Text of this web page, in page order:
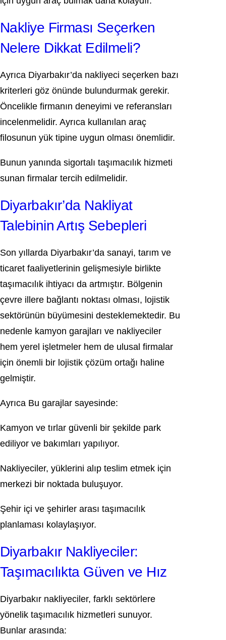
Nakliye Firması Seçerken
Nelere Dikkat Edilmeli?
Ayrıca Diyarbakır’da nakliyeci seçerken bazı
kriterleri göz önünde bulundurmak gerekir.
Öncelikle firmanın deneyimi ve referansları
incelenmelidir. Ayrıca kullanılan araç
filosunun yük tipine uygun olması önemlidir.
Bunun yanında sigortalı taşımacılık hizmeti
sunan firmalar tercih edilmelidir.
Diyarbakır’da Nakliyat
Talebinin Artış Sebepleri
Son yıllarda Diyarbakır’da sanayi, tarım ve
ticaret faaliyetlerinin gelişmesiyle birlikte
taşımacılık ihtiyacı da artmıştır. Bölgenin
çevre illere bağlantı noktası olması, lojistik
sektörünün büyümesini desteklemektedir. Bu
nedenle kamyon garajları ve nakliyeciler
hem yerel işletmeler hem de ulusal firmalar
için önemli bir lojistik çözüm ortağı haline
gelmiştir.
Ayrıca Bu garajlar sayesinde:
Kamyon ve tırlar güvenli bir şekilde park
ediliyor ve bakımları yapılıyor.
Nakliyeciler, yüklerini alıp teslim etmek için
merkezi bir noktada buluşuyor.
Şehir içi ve şehirler arası taşımacılık
planlaması kolaylaşıyor.
Diyarbakır Nakliyeciler:
Taşımacılıkta Güven ve Hız
Diyarbakır nakliyeciler, farklı sektörlere
yönelik taşımacılık hizmetleri sunuyor.
Bunlar arasında: